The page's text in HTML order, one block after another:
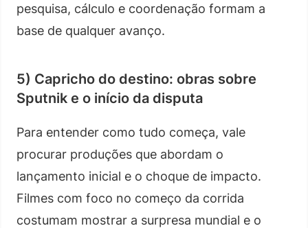
pesquisa, cálculo e coordenação formam a
base de qualquer avanço.
5) Capricho do destino: obras sobre
Sputnik e o início da disputa
Para entender como tudo começa, vale
procurar produções que abordam o
lançamento inicial e o choque de impacto.
Filmes com foco no começo da corrida
costumam mostrar a surpresa mundial e o